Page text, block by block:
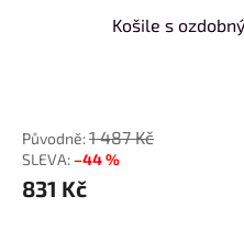
Košile s
1 487 Kč
–44 %
831 Kč